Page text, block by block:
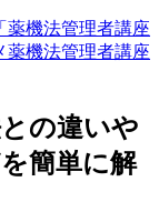
の違いや
簡単に解